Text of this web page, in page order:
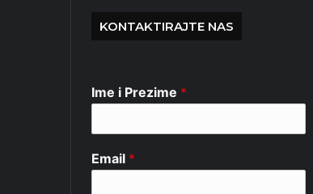
KONTAKTIRAJTE NAS
Ime i Prezime *
Email *